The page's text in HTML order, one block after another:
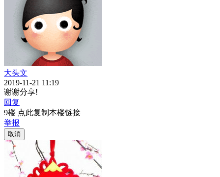
大头文
2019-11-21 11:19
谢谢分享!
回复
9楼 点此复制本楼链接
举报
取消